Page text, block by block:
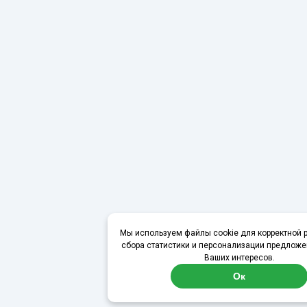
Мы используем файлы cookie для корректной
сбора статистики и персонализации
Ваших интересов.
Ок